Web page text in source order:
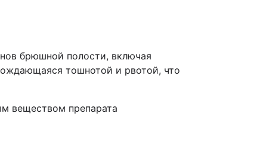
брюшной полости, включая
тошнотой и рвотой, что
веществом препарата